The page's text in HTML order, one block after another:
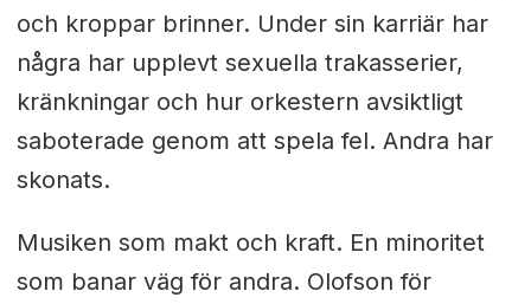
och kroppar brinner. Under sin karriär har
några har upplevt sexuella trakasserier,
kränkningar och hur orkestern avsiktligt
saboterade genom att spela fel. Andra har
skonats.
Musiken som makt och kraft. En minoritet
som banar väg för andra. Olofson för